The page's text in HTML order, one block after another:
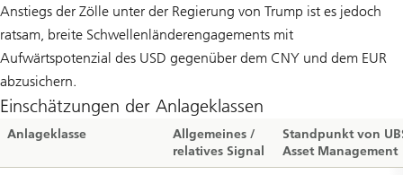
Anstiegs der Zölle unter der Regierung von Trump ist es jedoch
ratsam, breite Schwellenländerengagements mit
Aufwärtspotenzial des USD gegenüber dem CNY und dem EUR
abzusichern.
Einschätzungen der Anlageklassen
Anlageklasse
Allgemeines /
relatives Signal
Standpunkt von
Asset Management